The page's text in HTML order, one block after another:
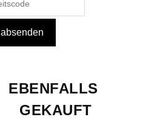
EBENFALLS
GEKAUFT